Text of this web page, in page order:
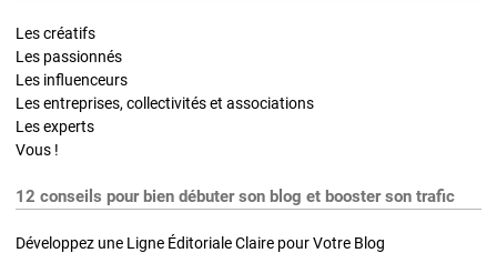
Les créatifs
Les passionnés
Les influenceurs
Les entreprises, collectivités et associations
Les experts
Vous !
12 conseils pour bien débuter son blog et booster son trafic
Développez une Ligne Éditoriale Claire pour Votre Blog